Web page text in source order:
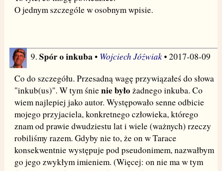
O jednym szczególe w osobnym wpisie.
9. Spór o inkuba • Wojciech Jóźwiak• 2017-08-09
Co do szczegółu. Przesadną wagę przywiązałeś do słowa
"inkub(us)". W tym śnienie byłożadnego inkuba. Co
wiem najlepiej jako autor. Występowało senne odbicie
mojego przyjaciela, konkretnego człowieka, którego
znam od prawie dwudziestu lat i wiele (ważnych) rzeczy
robiliśmy razem. Gdyby nie to, że on w Tarace
konsekwentnie występuje pod pseudonimem, nazwałbym
go jego zwykłym imieniem. (Więcej: on nie ma w tym